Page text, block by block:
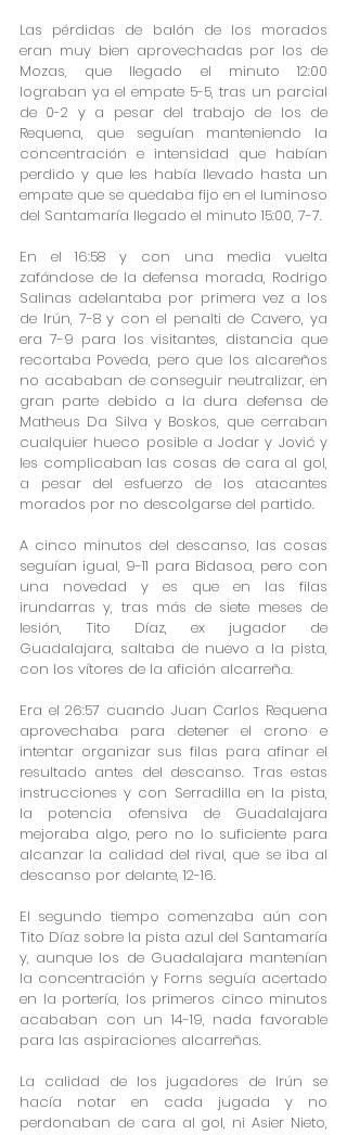
Las pérdidas de balón de los morados
eran muy bien aprovechadas por los de
Mozas, que llegado el minuto 12:00
lograban ya el empate 5-5, tras un parcial
de 0-2 y a pesar del trabajo de los de
Requena, que seguían manteniendo la
concentración e intensidad que habían
perdido y que les había llevado hasta un
empate que se quedaba fijo en el luminoso
del Santamaría llegado el minuto 15:00, 7-7.
En el 16:58 y con una media vuelta
zafándose de la defensa morada, Rodrigo
Salinas adelantaba por primera vez a los
de Irún, 7-8 y con el penalti de Cavero, ya
era 7-9 para los visitantes, distancia que
recortaba Poveda, pero que los alcareños
no acababan de conseguir neutralizar, en
gran parte debido a la dura defensa de
Matheus Da Silva y Boskos, que cerraban
cualquier hueco posible a Jodar y Jović y
les complicaban las cosas de cara al gol,
a pesar del esfuerzo de los atacantes
morados por no descolgarse del partido.
A cinco minutos del descanso, las cosas
seguían igual, 9-11 para Bidasoa, pero con
una novedad y es que en las filas
irundarras y, tras más de siete meses de
lesión, Tito Díaz, ex jugador de
Guadalajara, saltaba de nuevo a la pista,
con los vítores de la afición alcarreña.
Era el 26:57 cuando Juan Carlos Requena
aprovechaba para detener el crono e
intentar organizar sus filas para afinar el
resultado antes del descanso. Tras estas
instrucciones y con Serradilla en la pista,
la potencia ofensiva de Guadalajara
mejoraba algo, pero no lo suficiente para
alcanzar la calidad del rival, que se iba al
descanso por delante, 12-16.
El segundo tiempo comenzaba aún con
Tito Díaz sobre la pista azul del Santamaría
y, aunque los de Guadalajara mantenían
la concentración y Forns seguía acertado
en la portería, los primeros cinco minutos
acababan con un 14-19, nada favorable
para las aspiraciones alcarreñas.
La calidad de los jugadores de Irún se
hacía notar en cada jugada y no
perdonaban de cara al gol, ni Asier Nieto,